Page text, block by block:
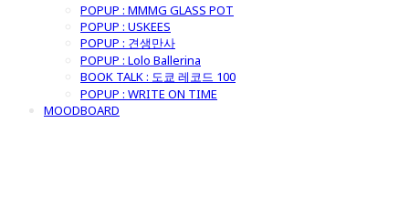
POPUP : MMMG GLASS POT
POPUP : USKEES
POPUP : 견생만사
POPUP : Lolo Ballerina
BOOK TALK : 도쿄 레코드 100
POPUP : WRITE ON TIME
MOODBOARD